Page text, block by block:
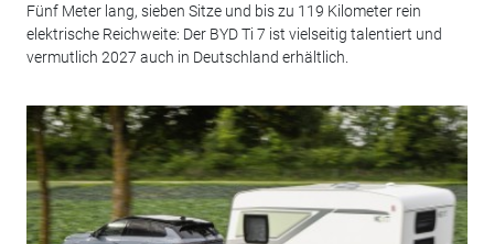
Fünf Meter lang, sieben Sitze und bis zu 119 Kilometer rein
elektrische Reichweite: Der BYD Ti 7 ist vielseitig talentiert und
vermutlich 2027 auch in Deutschland erhältlich.